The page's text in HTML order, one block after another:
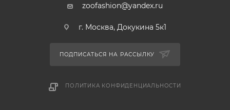
zoofashion@yandex.ru
г. Москва, Докукина 5к1
ПОДПИСАТЬСЯ НА РАССЫЛКУ
ПОЛИТИКА КОНФИДЕНЦИАЛЬНОСТИ